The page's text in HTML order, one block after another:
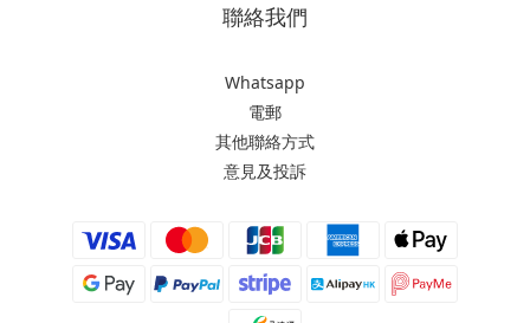
聯絡我們
Whatsapp
電郵
其他聯絡方式
意見及投訴